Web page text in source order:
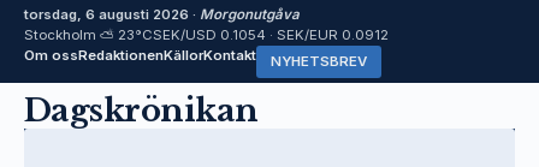
torsdag, 6 augusti 2026 · Morgonutgåva
Stockholm ⛅ 23°CSEK/USD 0.1054 · SEK/EUR 0.0912
Om ossRedaktionenKällorKontakt NYHETSBREV
HoppaDagskrönikan